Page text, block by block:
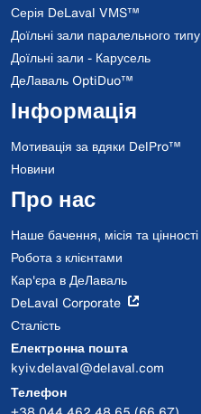
Серія DeLaval VMS™
Доїльні зали паралельного типу
Доїльні зали - Карусель
ДеЛаваль OptiDuo™
Інформація
Мотивація за вдяки DelPro™
Новини
Про нас
Наше бачення, місія та цінності
Робота з клієнтами
Кар'єра в ДеЛаваль
DeLaval Corporate
Сталість
Електронна пошта
kyiv.delaval@delaval.com
Телефон